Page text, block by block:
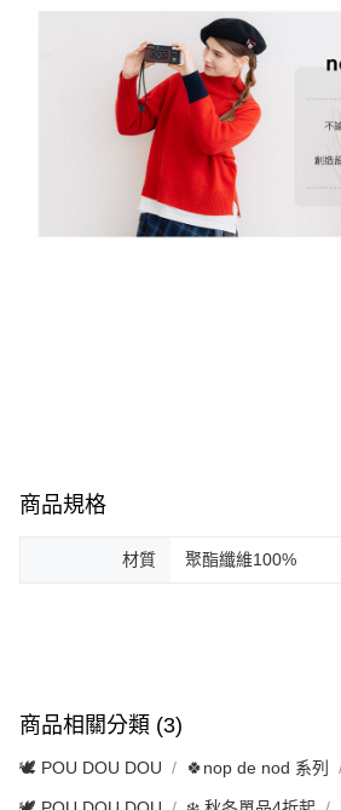
商品規格
材質 聚酯纖維100%
商品相關分類 (3)
🕊️ POU DOU DOU 🍀nop de nod 系列